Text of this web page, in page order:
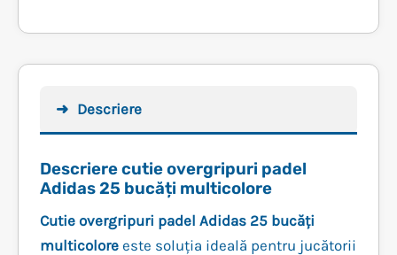
Descriere
Descriere cutie overgripuri padel
Adidas 25 bucăți multicolore
Cutie overgripuri padel Adidas 25 bucăți
multicolore este soluția ideală pentru jucătorii